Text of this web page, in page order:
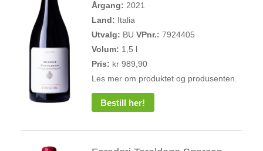
Årgang: 2021
Land: Italia
Utvalg: BU VPnr.: 7924405
Volum: 1,5 l
Pris: kr 989,90
Les mer om produktet og produsenten.
Bestill her!